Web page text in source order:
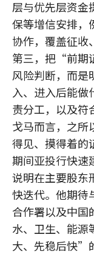
层与优先层资金
保等增信安排，
协作，覆盖征收
第三，把“前
风险判断，而是
入、进入后能
责分工，以及符
戈马而言，之
得见、摸得着的
期间亚投行快速
说明在主要股东
快迭代。他期待
合作署以及中国
水、卫生、能
大、先稳后快”